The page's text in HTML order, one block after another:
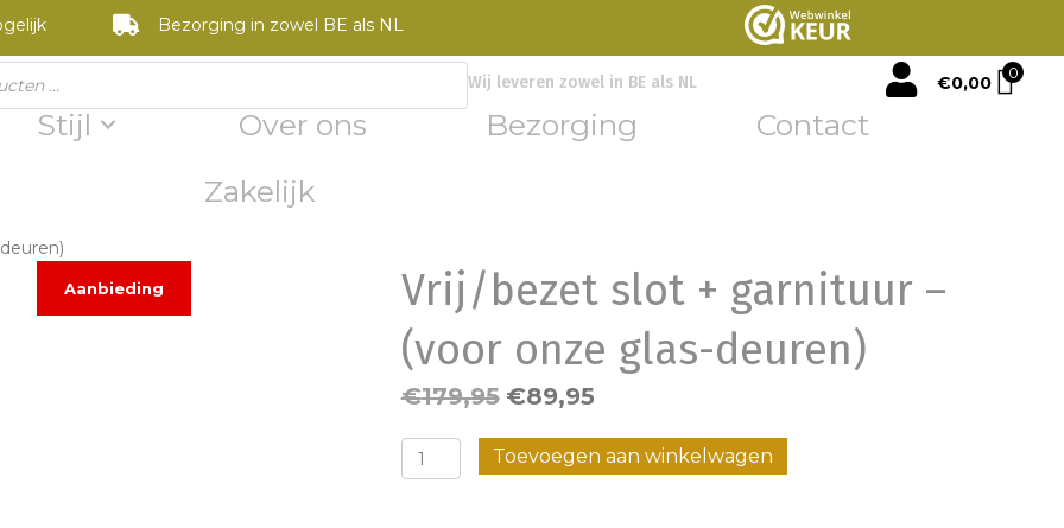
Bezorging in zowel BE als NL
Wij leveren zowel in BE als NL mijn account
€0,00 0
Stijl Over ons Bezorging
Contact
Zakelijk
Aanbieding
Vrij/bezet slot + garnituur –
(voor onze glas-deuren)
€179,95 Oorspronkelijke
was:
€89,95Huidige
is:
Vrij/bezet
slot
Toevoegen aan winkelwagen